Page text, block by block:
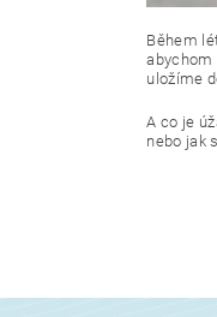
Během
abychom
uložíme
A co je
nebo jak